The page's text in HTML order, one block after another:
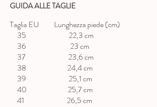
GUIDA ALLE TAGLIE
Taglia EU Lunghezza piede (cm)
35 22,3 cm
36 23 cm
37 23,6 cm
38 24,4 cm
39 25,1 cm
40 25,7 cm
41 26,5 cm